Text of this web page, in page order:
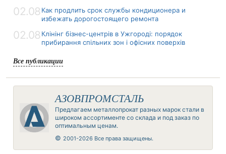
02.08 Как продлить срок службы кондиционера и
избежать дорогостоящего ремонта
02.08 Клінінг бізнес-центрів в Ужгороді: порядок
прибирання спільних зон і офісних поверхів
Все публикации
АЗОВПРОМСТАЛЬ
Предлагаем металлопрокат разных марок стали в
широком ассортименте со склада и под заказ по
оптимальным ценам.
© 2001-2026 Все права защищены.